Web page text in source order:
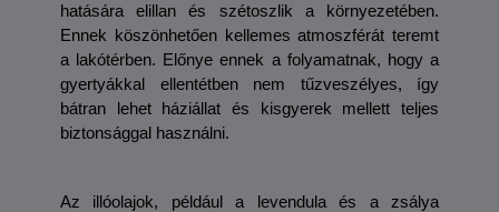
hatására elillan és szétoszlik a környezetében.
Ennek köszönhetően kellemes atmoszférát teremt
a lakótérben. Előnye ennek a folyamatnak, hogy a
gyertyákkal ellentétben nem tűzveszélyes, így
bátran lehet háziállat és kisgyerek mellett teljes
biztonsággal használni.
Az illóolajok, például a levendula és a zsálya